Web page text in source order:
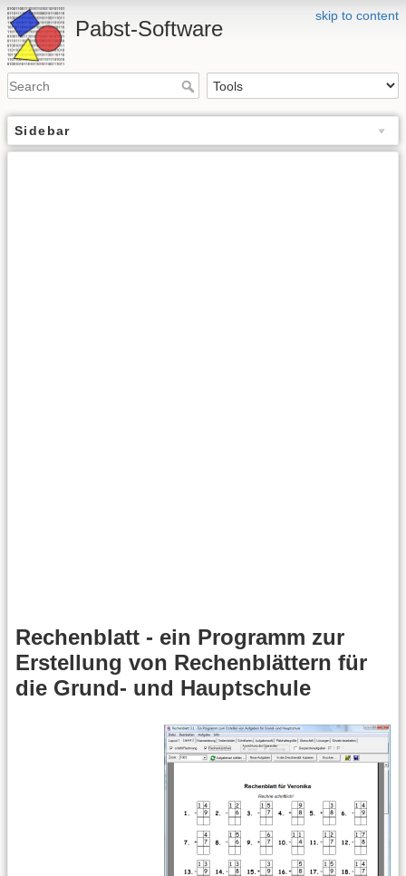
skip to content
Pabst-Software
Sidebar
Rechenblatt - ein Programm zur
Erstellung von Rechenblättern für
die Grund- und Hauptschule